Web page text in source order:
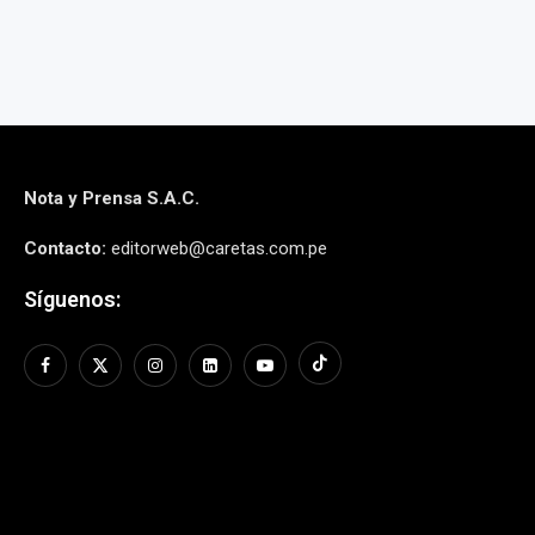
Nota y Prensa S.A.C.
Contacto: editorweb@caretas.com.pe
Síguenos: